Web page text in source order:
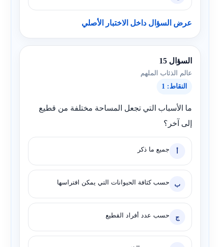
عرض السؤال داخل الاختبار الأصلي
السؤال 15
عالم الذئاب الملهم
النقاط: 1
ما الأسباب التي تجعل المساحة مختلفة من قطيع
إلى آخر؟
أ جميع ما ذكر
ب حسب كثافة الحيوانات التي يمكن افتراسها
ج حسب عدد أفراد القطيع